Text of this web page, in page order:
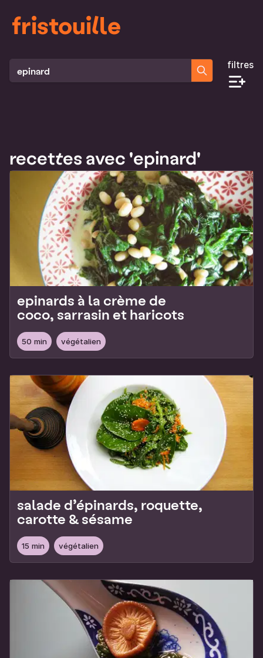
fristouille
Rechercher des recettes filtres
recettes avec 'epinard'
Liste des recettes qui correspondent à ta recherche
epinards à la crème de
coco, sarrasin et haricots
50 min végétalien
salade d’épinards, roquette,
carotte & sésame
15 min végétalien